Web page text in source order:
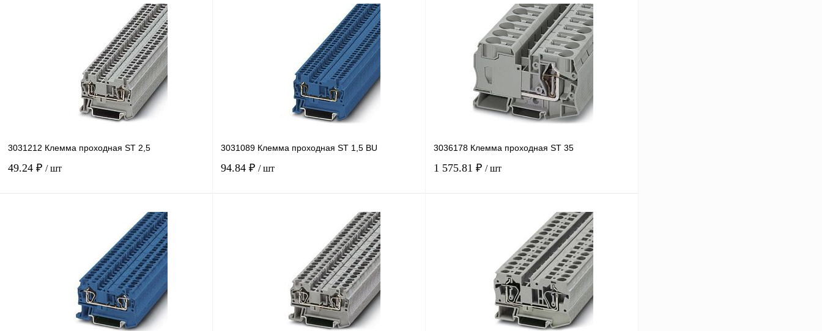
3031212 Клемма проходная ST 2,5
49.24 ₽ / шт
В корзину
Сравнение
наличии
3031089 Клемма проходная ST 1,5 BU
94.84 ₽ / шт
В корзину
Сравнение
Под заказ
3036178 Клемма проходная ST 35
1 575.81 ₽ / шт
В корзину
Сравнение
Под заказ